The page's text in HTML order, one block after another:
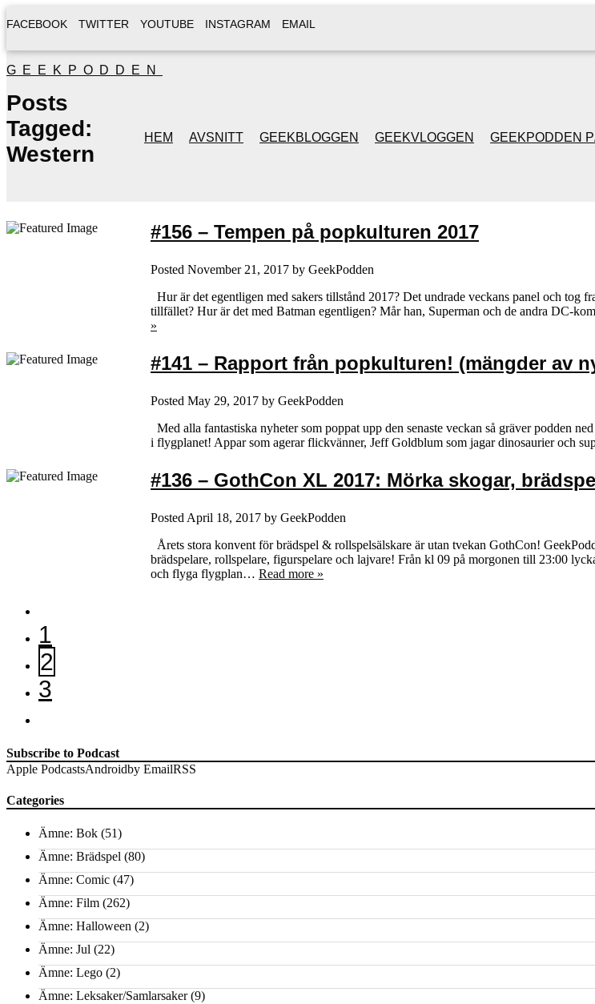
FACEBOOK TWITTER YOUTUBE INSTAGRAM EMAIL
GEEKPODDEN
HEM AVSNITT GEEKBLOGGEN GEEKVLOGGEN GEEKPODDEN
GEEKPODDENS
Posts
Tagged:
Western
#156 – Tempen på popkulturen 2017
Posted November 21, 2017 by GeekPodden
Hur är det egentligen med sakers tillstånd 2017? Det undrade veckans panel och
tillfället? Hur är det med Batman egentligen? Mår han, Superman och de andra DC-
»
#141 – Rapport från popkulturen! (mängder av
Posted May 29, 2017 by GeekPodden
Med alla fantastiska nyheter som poppat upp den senaste veckan så gräver podden
i flygplanet! Appar som agerar flickvänner, Jeff Goldblum som jagar dinosaurier och
#136 – GothCon XL 2017: Mörka skogar,
Posted April 18, 2017 by GeekPodden
Årets stora konvent för brädspel & rollspelsälskare är utan tvekan GothCon!
brädspelare, rollspelare, figurspelare och lajvare! Från kl 09 på morgonen till 23:00
och flyga flygplan… Read more »
1
2
3
Subscribe to Podcast
Apple PodcastsAndroidby EmailRSS
Categories
Ämne: Bok (51)
Ämne: Brädspel (80)
Ämne: Comic (47)
Ämne: Film (262)
Ämne: Halloween (2)
Ämne: Jul (22)
Ämne: Lego (2)
Ämne: Leksaker/Samlarsaker(9)